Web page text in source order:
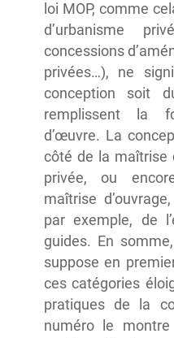
loi MOP, comme
d’urbanisme
concessions
privées…), ne
conception soit
remplissent la
d’œuvre. La
côté de la maîtrise
privée, ou
maîtrise
par exemple, de
guides. En
suppose en
ces catégories
pratiques de la
numéro le montre